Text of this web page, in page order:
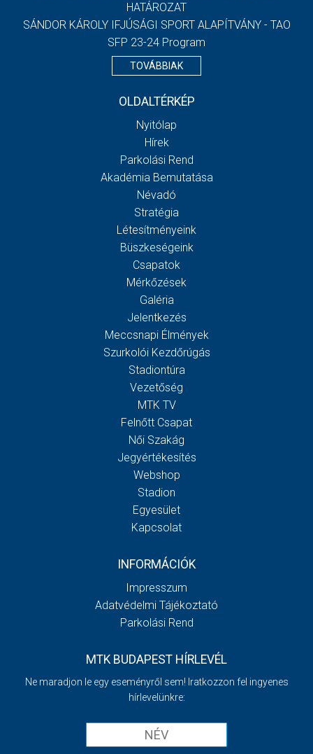
HATÁROZAT
SÁNDOR KÁROLY IFJÚSÁGI SPORT ALAPÍTVÁNY - TAO
SFP 23-24 Program
TOVÁBBIAK
OLDALTÉRKÉP
Nyitólap
Hírek
Parkolási Rend
Akadémia Bemutatása
Névadó
Stratégia
Létesítményeink
Büszkeségeink
Csapatok
Mérkőzések
Galéria
Jelentkezés
Meccsnapi Élmények
Szurkolói Kezdőrúgás
Stadiontúra
Vezetőség
MTK TV
Felnőtt Csapat
Női Szakág
Jegyértékesítés
Webshop
Stadion
Egyesület
Kapcsolat
INFORMÁCIÓK
Impresszum
Adatvédelmi Tájékoztató
Parkolási Rend
MTK BUDAPEST HÍRLEVÉL
Ne maradjon le egy eseményről sem! Iratkozzon fel ingyenes
hírlevelünkre: